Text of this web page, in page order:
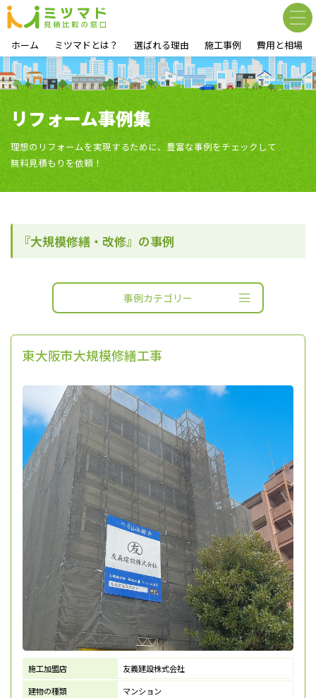
ホーム ミツマドとは？ 選ばれる理由 施工事例 費用と相場
リフォーム事例集
理想のリフォームを実現するために、豊富な事例をチェックして
無料見積もりを依頼！
『大規模修繕・改修』の事例
事例カテゴリー
東大阪市大規模修繕工事
施工加盟店
友義建設株式会社
建物の種類
マンション